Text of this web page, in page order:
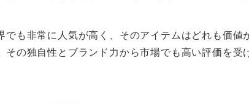
でも非常に人気が高く、そのアイテムはどれも価
その独自性とブランド力から市場でも高い評価を